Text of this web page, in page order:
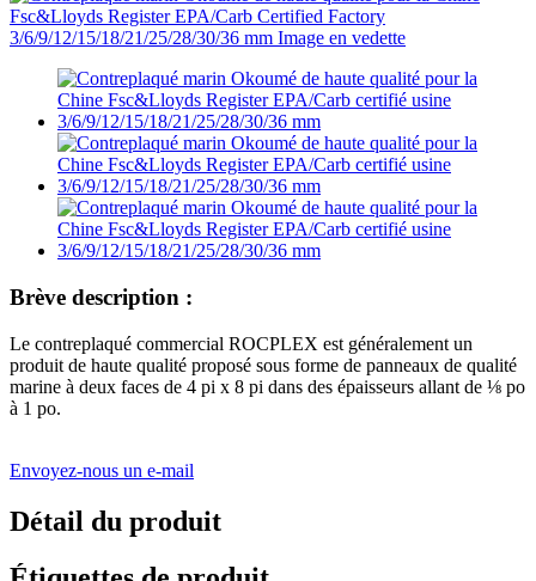
Brève description :
Le contreplaqué commercial ROCPLEX est généralement un
produit de haute qualité proposé sous forme de panneaux de qualité
marine à deux faces de 4 pi x 8 pi dans des épaisseurs allant de ⅛ po
à 1 po.
Envoyez-nous un e-mail
Détail du produit